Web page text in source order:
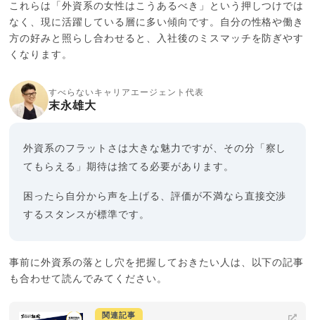
これらは「外資系の女性はこうあるべき」という押しつけでは
なく、現に活躍している層に多い傾向です。自分の性格や働き
方の好みと照らし合わせると、入社後のミスマッチを防ぎやす
くなります。
すべらないキャリアエージェント代表
末永雄大
外資系のフラットさは大きな魅力ですが、その分「察し
てもらえる」期待は捨てる必要があります。
困ったら自分から声を上げる、評価が不満なら直接交渉
するスタンスが標準です。
事前に外資系の落とし穴を把握しておきたい人は、以下の記事
も合わせて読んでみてください。
関連記事